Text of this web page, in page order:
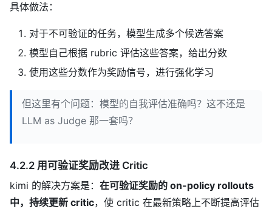
具体做法：
对于不可验证的任务，模型生成多个候选答案
模型自己根据 rubric 评估这些答案，给出分数
使用这些分数作为奖励信号，进行强化学习
但这里有个问题：模型的自我评估准确吗？这不还是
LLM as Judge 那一套吗？
4.2.2 用可验证奖励改进 Critic
kimi 的解决方案是： 在可验证奖励的 on-policy rollouts
中，持续更新 critic，使 critic 在最新策略上不断提高评估